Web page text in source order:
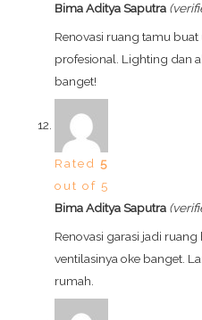
Bima Aditya Saputra
Renovasi ruang tamu
profesional. Lighting dan
banget!
Rated5
out of 5
Bima Aditya Saputra
Renovasi garasi jadi
ventilasinya oke banget.
rumah.